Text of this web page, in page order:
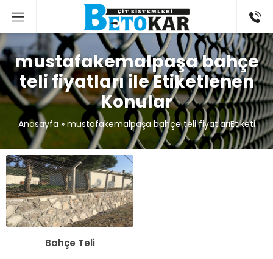
mustafakemalpaşa bahçe
teli fiyatları ile Etiketlenen
Konular
Anasayfa » mustafakemalpaşa bahçe teli fiyatlarıEtiketi
Bahçe Teli